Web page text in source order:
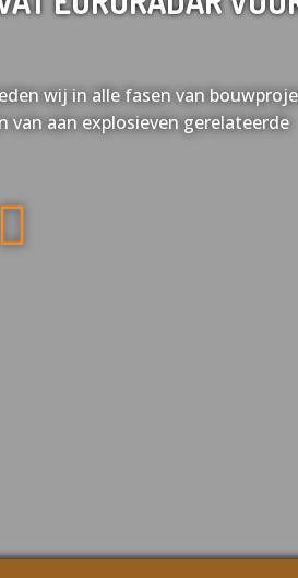
wij in alle fasen van
aan explosieven gerelateerde